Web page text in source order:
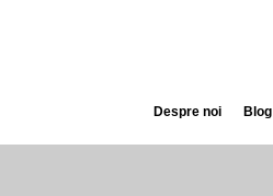
Blog
Despre noi